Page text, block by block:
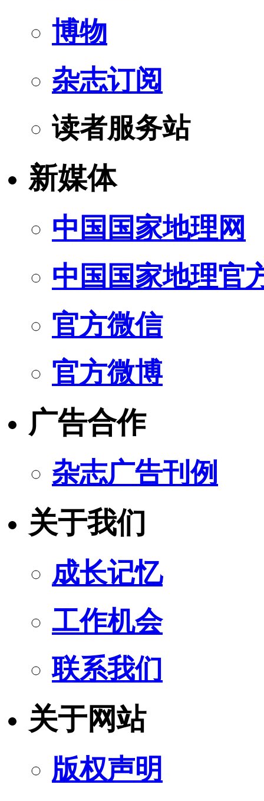
博物
杂志订阅
读者服务站
新媒体
中国国家地理网
中国国家地理官
官方微信
官方微博
广告合作
杂志广告刊例
关于我们
成长记忆
工作机会
联系我们
关于网站
版权声明